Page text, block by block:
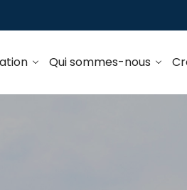
Qui sommes-nous